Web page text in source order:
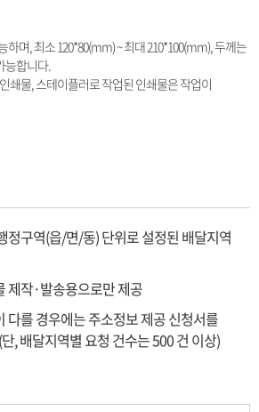
며, 최소 120*80(mm) ~ 최대 210*100(mm), 두께는
능합니다.
쇄물, 스테이플러로 작업된 인쇄물은 작업이
정구역(읍/면/동) 단위로 설정된 배달지역
제작·발송용으로만 제공
다를 경우에는 주소정보 제공 신청서를
(단, 배달지역별 요청 건수는 500 건 이상)